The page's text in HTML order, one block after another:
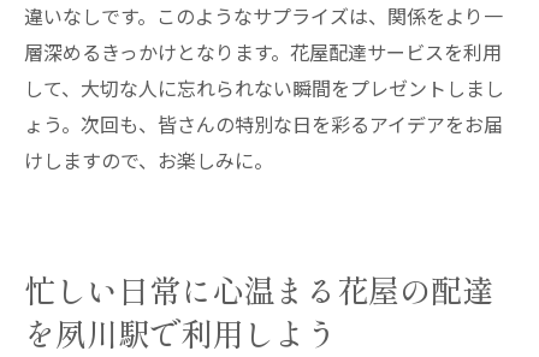
違いなしです。このようなサプライズは、関係をより一
層深めるきっかけとなります。花屋配達サービスを利用
して、大切な人に忘れられない瞬間をプレゼントしまし
ょう。次回も、皆さんの特別な日を彩るアイデアをお届
けしますので、お楽しみに。
忙しい日常に心温まる花屋の配達
を夙川駅で利用しよう